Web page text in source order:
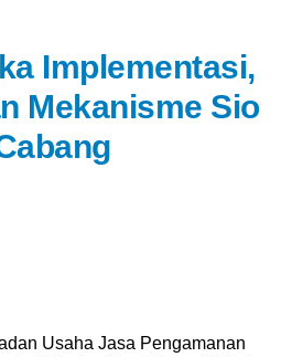
Implementasi,
Mekanisme Sio
Usaha Jasa Pengamanan